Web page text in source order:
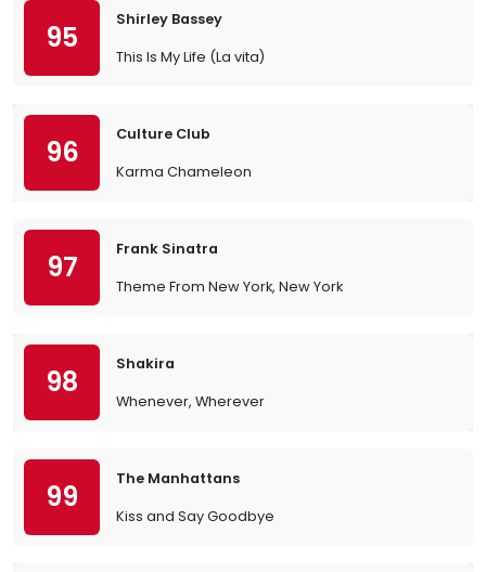
95
Shirley Bassey
This Is My Life (La vita)
96
Culture Club
Karma Chameleon
97
Frank Sinatra
Theme From New York, New York
98
Shakira
Whenever, Wherever
99
The Manhattans
Kiss and Say Goodbye